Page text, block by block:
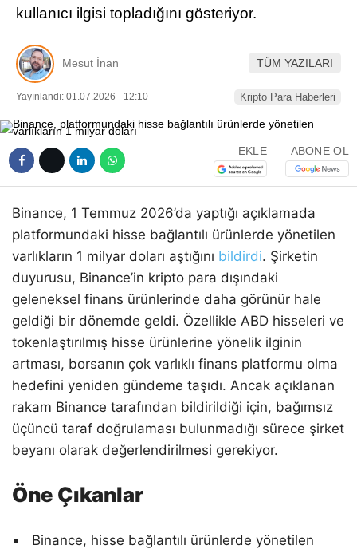
kullanıcı ilgisi topladığını gösteriyor.
Mesut İnan TÜM YAZILARI
Yayınlandı: 01.07.2026 - 12:10 Kripto Para Haberleri
EKLE ABONE OL
Binance, 1 Temmuz 2026’da yaptığı açıklamada
platformundaki hisse bağlantılı ürünlerde yönetilen
varlıkların 1 milyar doları aştığını bildirdi. Şirketin
duyurusu, Binance’in kripto para dışındaki
geleneksel finans ürünlerinde daha görünür hale
geldiği bir dönemde geldi. Özellikle ABD hisseleri ve
tokenlaştırılmış hisse ürünlerine yönelik ilginin
artması, borsanın çok varlıklı finans platformu olma
hedefini yeniden gündeme taşıdı. Ancak açıklanan
rakam Binance tarafından bildirildiği için, bağımsız
üçüncü taraf doğrulaması bulunmadığı sürece şirket
beyanı olarak değerlendirilmesi gerekiyor.
Öne Çıkanlar
Binance, hisse bağlantılı ürünlerde yönetilen